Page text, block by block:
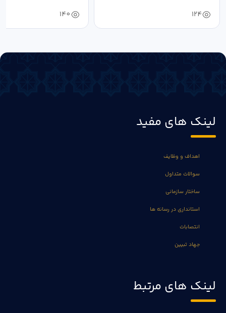
124
140
لینک های مفید
اهداف و وظایف
سوالات متداول
ساختار سازمانی
استانداری در رسانه ها
انتصابات
جهاد تبیین
لینک های مرتبط